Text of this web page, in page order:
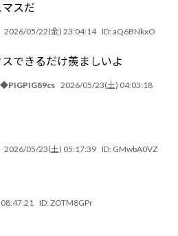
スだ
2026/05/22(金) 23:04:14 ID:aQ6BNkxO
できるだけ羨ましいよ
◆PIGPIG89cs 2026/05/23(土) 04:03:18
2026/05/23(土) 05:17:39 ID: GMwbA0VZ
ID:ZOTM8GPr